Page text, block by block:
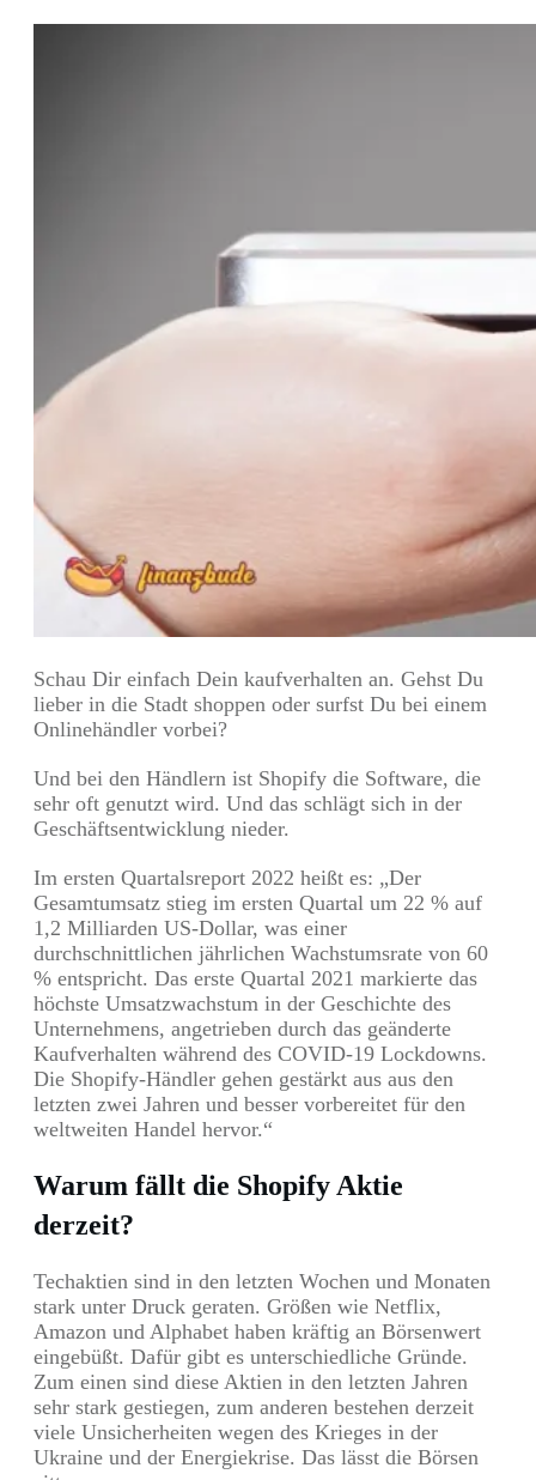
Schau Dir einfach Dein kaufverhalten an. Gehst Du
lieber in die Stadt shoppen oder surfst Du bei einem
Onlinehändler vorbei?
Und bei den Händlern ist Shopify die Software, die
sehr oft genutzt wird. Und das schlägt sich in der
Geschäftsentwicklung nieder.
Im ersten Quartalsreport 2022 heißt es: „Der
Gesamtumsatz stieg im ersten Quartal um 22 % auf
1,2 Milliarden US-Dollar, was einer
durchschnittlichen jährlichen Wachstumsrate von 60
% entspricht. Das erste Quartal 2021 markierte das
höchste Umsatzwachstum in der Geschichte des
Unternehmens, angetrieben durch das geänderte
Kaufverhalten während des COVID-19 Lockdowns.
Die Shopify-Händler gehen gestärkt aus aus den
letzten zwei Jahren und besser vorbereitet für den
weltweiten Handel hervor.“
Warum fällt die Shopify Aktie
derzeit?
Techaktien sind in den letzten Wochen und Monaten
stark unter Druck geraten. Größen wie Netflix,
Amazon und Alphabet haben kräftig an Börsenwert
eingebüßt. Dafür gibt es unterschiedliche Gründe.
Zum einen sind diese Aktien in den letzten Jahren
sehr stark gestiegen, zum anderen bestehen derzeit
viele Unsicherheiten wegen des Krieges in der
Ukraine und der Energiekrise. Das lässt die Börsen